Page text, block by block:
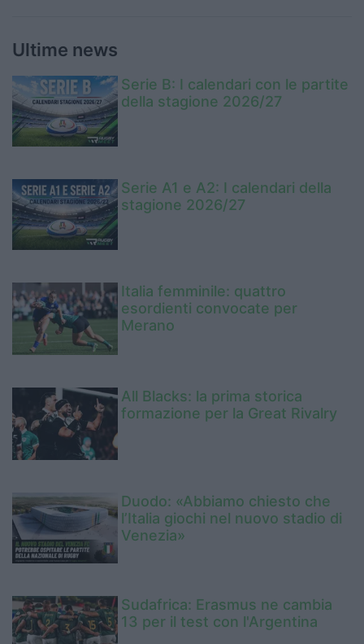
Ultime news
Serie B: I calendari con le partite
della stagione 2026/27
Serie A1 e A2: I calendari della
stagione 2026/27
Italia femminile: quattro
esordienti convocate per
Merano
All Blacks: la prima storica
formazione per la Great Rivalry
Duodo: «Abbiamo chiesto che
l’Italia giochi nel nuovo stadio di
Venezia»
Sudafrica: Erasmus ne cambia
13 per il test con l'Argentina